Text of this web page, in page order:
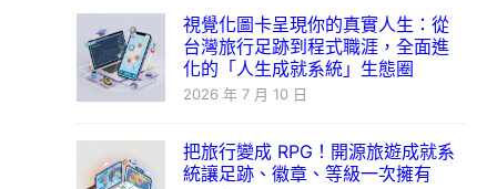
視覺化圖卡呈現你的真實人生：從
台灣旅行足跡到程式職涯，全面進
化的「人生成就系統」生態圈
2026 年 7 月 10 日
把旅行變成 RPG！開源旅遊成就系
統讓足跡、徽章、等級一次擁有